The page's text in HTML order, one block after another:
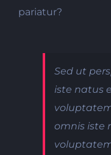
pariatur?
Sed ut
iste natus
omnis iste